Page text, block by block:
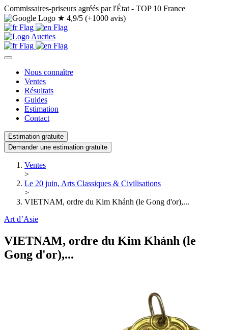
Commissaires-priseurs agréés par l'État - TOP 10 France
★ 4,9/5 (+1000 avis)
Nous connaître
Ventes
Résultats
Guides
Estimation
Contact
Estimation gratuite
Demander une estimation gratuite
Ventes
>
Le 20 juin, Arts Classiques & Civilisations
>
VIETNAM, ordre du Kim Khánh (le Gong d'or),...
Art d’Asie
VIETNAM, ordre du Kim Khánh (le
Gong d'or),...